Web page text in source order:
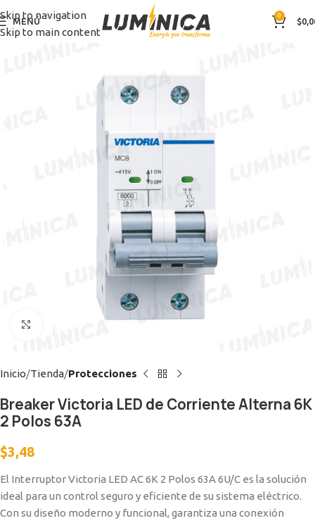
Skip to navigation
Skip to main content
MENÚ
0
$
Inicio Tienda Protecciones
Breaker Victoria LED de Corriente Alterna 6K
2 Polos 63A
$3,48
El Interruptor Victoria LED AC 6K 2 Polos 63A 6U/C es la solución
ideal para un control seguro y eficiente de su sistema eléctrico.
Con su diseño moderno y funcional, garantiza una conexión